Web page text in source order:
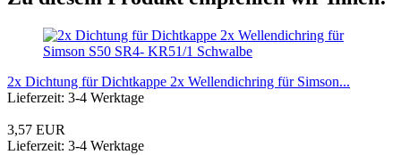
2x Dichtung für Dichtkappe 2x Wellendichring für Simson...
Lieferzeit: 3-4 Werktage
3,57 EUR
Lieferzeit: 3-4 Werktage